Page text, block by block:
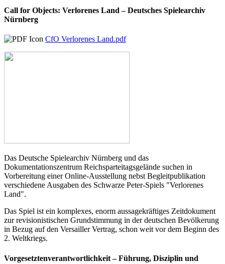
Call for Objects: Verlorenes Land – Deutsches Spielearchiv
Nürnberg
CfO Verlorenes Land.pdf
Das Deutsche Spielearchiv Nürnberg und das
Dokumentationszentrum Reichsparteitagsgelände suchen in
Vorbereitung einer Online-Ausstellung nebst Begleitpublikation
verschiedene Ausgaben des Schwarze Peter-Spiels "Verlorenes
Land".
Das Spiel ist ein komplexes, enorm aussagekräftiges Zeitdokument
zur revisionistischen Grundstimmung in der deutschen Bevölkerung
in Bezug auf den Versailler Vertrag, schon weit vor dem Beginn des
2. Weltkriegs.
Vorgesetztenverantwortlichkeit – Führung, Disziplin und